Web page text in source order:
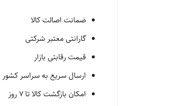
ضمانت اصالت کالا
گارانتی معتبر شرکتی
قیمت رقابتی بازار
ارسال سریع به سراسر کشور
امکان بازگشت کالا تا 7 روز